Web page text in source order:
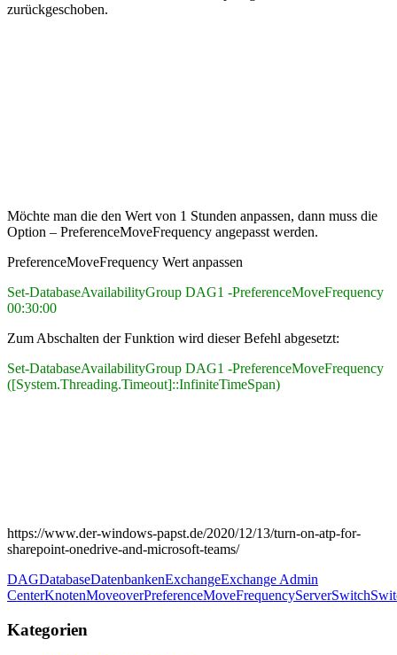
zurückgeschoben.
Möchte man die den Wert von 1 Stunden anpassen, dann muss die
Option – PreferenceMoveFrequency angepasst werden.
PreferenceMoveFrequency Wert anpassen
Set-DatabaseAvailabilityGroup DAG1 -PreferenceMoveFrequency
00:30:00
Zum Abschalten der Funktion wird dieser Befehl abgesetzt:
Set-DatabaseAvailabilityGroup DAG1 -PreferenceMoveFrequency
([System.Threading.Timeout]::InfiniteTimeSpan)
https://www.der-windows-papst.de/2020/12/13/turn-on-atp-for-
sharepoint-onedrive-and-microsoft-teams/
DAGDatabaseDatenbankenExchangeExchange Admin
CenterKnotenMoveoverPreferenceMoveFrequencyServerSwitch
Kategorien